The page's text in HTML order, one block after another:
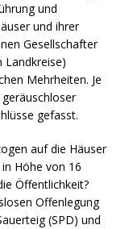
und
und ihrer
Gesellschafter
Landkreise)
Mehrheiten. Je
gefasst.
auf die Häuser
Höhe von 16
Öffentlichkeit?
Offenlegung
(SPD) und